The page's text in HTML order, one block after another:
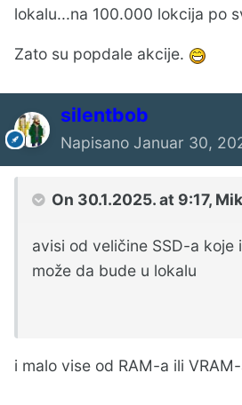
lokalu...na 100.000 lokcija po
Zato su popdale akcije.
silentbob
Napisano Januar 30,
On 30.1.2025. at 9:17,
avisi od veličine SSD-a koje
može da bude u lokalu
i malo vise od RAM-a ili